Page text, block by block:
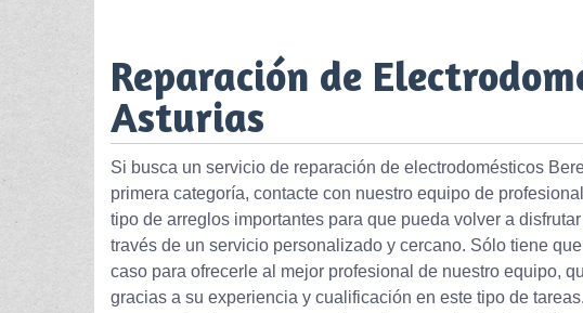
Reparación de
Asturias
Si busca un servicio de reparación de electrodomésticos
primera categoría, contacte con nuestro equipo de
tipo de arreglos importantes para que pueda volver a
través de un servicio personalizado y cercano. Sólo tiene
caso para ofrecerle al mejor profesional de nuestro equipo,
gracias a su experiencia y cualificación en este tipo de